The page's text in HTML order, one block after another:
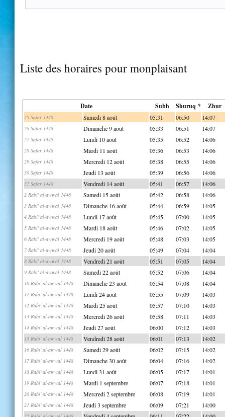
Liste des horaires pour monplaisant
Date Subh Shuruq * Zhur
25 Safar 1448 Samedi 8 août 05:31 06:50 14:07
26 Safar 1448 Dimanche 9 août 05:33 06:51 14:07
27 Safar 1448 Lundi 10 août 05:35 06:52 14:06
28 Safar 1448 Mardi 11 août 05:36 06:53 14:06
29 Safar 1448 Mercredi 12 août 05:38 06:55 14:06
30 Safar 1448 Jeudi 13 août 05:39 06:56 14:06
31 Safar 1448 Vendredi 14 août 05:41 06:57 14:06
2 Rabi' al-awwal 1448 Samedi 15 août 05:42 06:58 14:06
3 Rabi' al-awwal 1448 Dimanche 16 août 05:44 06:59 14:05
4 Rabi' al-awwal 1448 Lundi 17 août 05:45 07:00 14:05
5 Rabi' al-awwal 1448 Mardi 18 août 05:46 07:02 14:05
6 Rabi' al-awwal 1448 Mercredi 19 août 05:48 07:03 14:05
7 Rabi' al-awwal 1448 Jeudi 20 août 05:49 07:04 14:04
8 Rabi' al-awwal 1448 Vendredi 21 août 05:51 07:05 14:04
9 Rabi' al-awwal 1448 Samedi 22 août 05:52 07:06 14:04
10 Rabi' al-awwal 1448 Dimanche 23 août 05:54 07:08 14:04
11 Rabi' al-awwal 1448 Lundi 24 août 05:55 07:09 14:03
12 Rabi' al-awwal 1448 Mardi 25 août 05:57 07:10 14:03
13 Rabi' al-awwal 1448 Mercredi 26 août 05:58 07:11 14:03
14 Rabi' al-awwal 1448 Jeudi 27 août 06:00 07:12 14:03
15 Rabi' al-awwal 1448 Vendredi 28 août 06:01 07:13 14:02
16 Rabi' al-awwal 1448 Samedi 29 août 06:02 07:15 14:02
17 Rabi' al-awwal 1448 Dimanche 30 août 06:04 07:16 14:02
18 Rabi' al-awwal 1448 Lundi 31 août 06:05 07:17 14:01
19 Rabi' al-awwal 1448 Mardi 1 septembre 06:07 07:18 14:01
20 Rabi' al-awwal 1448 Mercredi 2 septembre 06:08 07:19 14:01
21 Rabi' al-awwal 1448 Jeudi 3 septembre 06:09 07:21 14:00